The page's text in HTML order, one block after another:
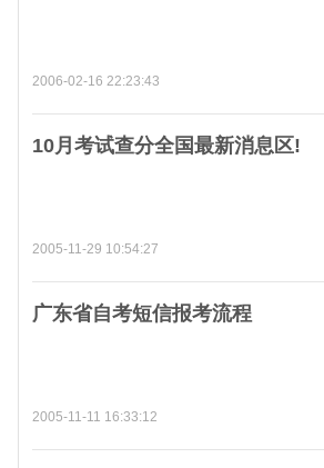
2006-02-16 22:23:43
10月考试查分全国最新消息区!
2005-11-29 10:54:27
广东省自考短信报考流程
2005-11-11 16:33:12